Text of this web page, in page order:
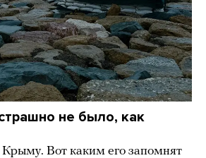
не было, как
Крыму. Вот каким его запомнят